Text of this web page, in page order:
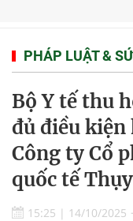
PHÁP LUẬT &
Bộ Y tế thu
đủ điều kiện
Công ty Cổ
quốc tế
15:25 | 14/10/2025